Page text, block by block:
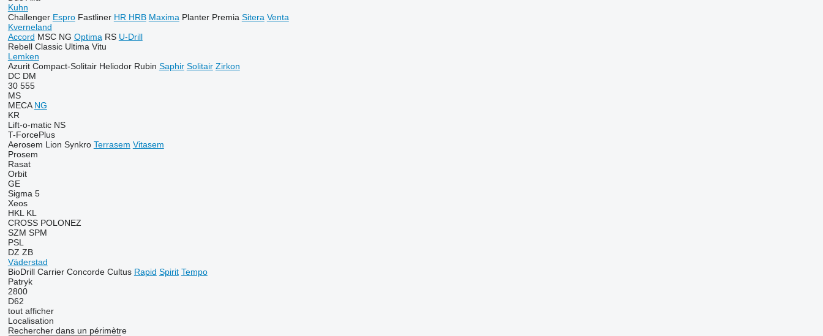
Kuhn
Challenger Espro Fastliner HR HRB Maxima Planter Premia Sitera Venta
Kverneland
Accord MSC NG Optima RS U-Drill
Rebell Classic Ultima Vitu
Lemken
Azurit Compact-Solitair Heliodor Rubin Saphir Solitair Zirkon
DC DM
30 555
MS
MECA NG
KR
Lift-o-matic NS
T-ForcePlus
Aerosem Lion Synkro Terrasem Vitasem
Prosem
Rasat
Orbit
GE
Sigma 5
Xeos
HKL KL
CROSS POLONEZ
SZM SPM
PSL
DZ ZB
Väderstad
BioDrill Carrier Concorde Cultus Rapid Spirit Tempo
Patryk
2800
D62
tout afficher
Localisation
Rechercher dans un périmètre